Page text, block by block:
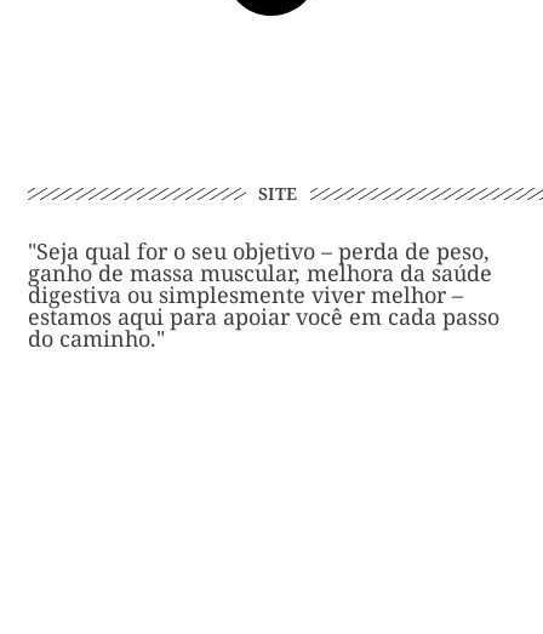
SITE
"Seja qual for o seu objetivo – perda de peso,
ganho de massa muscular, melhora da saúde
digestiva ou simplesmente viver melhor –
estamos aqui para apoiar você em cada passo
do caminho."